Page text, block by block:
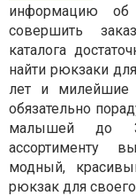
информацию об
совершить
каталога
найти рюкзаки
лет и милейшие
обязательно
малышей до
ассортименту
модный,
рюкзак для